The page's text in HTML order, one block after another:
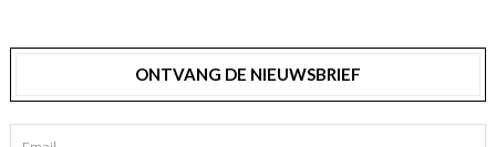
ONTVANG DE NIEUWSBRIEF